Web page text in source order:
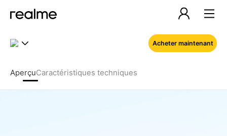
AperçuCaractéristiques techniques
Acheter maintenant